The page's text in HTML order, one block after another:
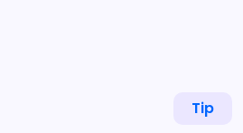
Tip